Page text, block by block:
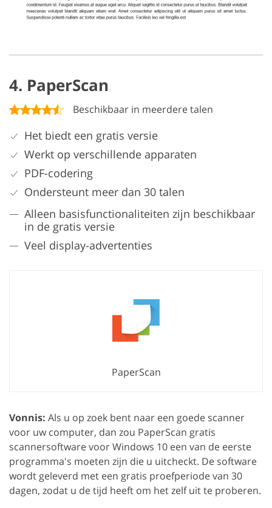
4. PaperScan
Beschikbaar in meerdere talen
Het biedt een gratis versie
Werkt op verschillende apparaten
PDF-codering
Ondersteunt meer dan 30 talen
Alleen basisfunctionaliteiten zijn beschikbaar
in de gratis versie
Veel display-advertenties
PaperScan
Vonnis: Als u op zoek bent naar een goede scanner
voor uw computer, dan zou PaperScan gratis
scannersoftware voor Windows 10 een van de eerste
programma's moeten zijn die u uitcheckt. De software
wordt geleverd met een gratis proefperiode van 30
dagen, zodat u de tijd heeft om het zelf uit te proberen.